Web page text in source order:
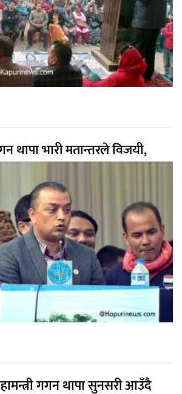
थापा भारी मतान्तरले विजयी,
गगन थापा सुनसरी आउँदै